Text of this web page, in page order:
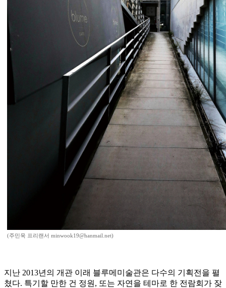
(주민욱 프리랜서 minwook19@hanmail.net)
지난 2013년의 개관 이래 블루메미술관은 다수의 기획전을 펼
쳤다. 특기할 만한 건 정원, 또는 자연을 테마로 한 전람회가 잦